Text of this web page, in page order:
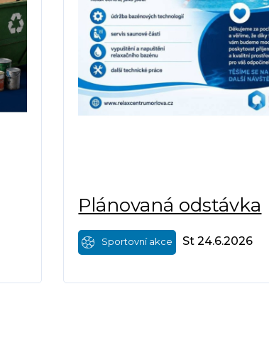
Plánovaná odstávka
Sportovní akce St 24.6.2026